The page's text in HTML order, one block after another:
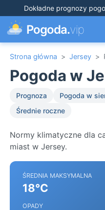
Dokładne prognozy
Pogoda.vip
Strona główna > Jersey >
Pogoda w
Prognoza Pogoda w
Średnie roczne
Normy klimatyczne dla
miast w Jersey.
ŚREDNIA MAKSYMALNA
18°C
OPADY